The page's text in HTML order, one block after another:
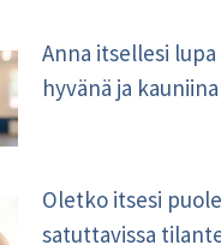
Anna itsellesi
hyvänä ja kauniina
Oletko itsesi
satuttavissa